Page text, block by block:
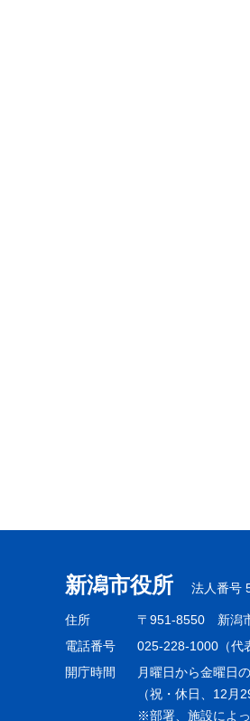
新潟市役所 法人番号
住所 〒951-8550 新潟
電話番号
025-228-1000（代
開庁時間
月曜日から金曜日
（祝・休日、12月
※部署、施設によ